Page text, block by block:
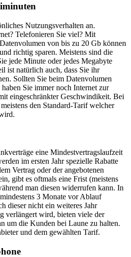
Nutzungsverhalten an.
Telefonieren Sie viel? Mit
von bis zu 20 Gb können
richtig sparen. Meistens sind die
jede Minute oder jedes Megabyte
ist natürlich auch, dass Sie ihr
Sollten Sie beim Datenvolumen
Sie immer noch Internet zur
eingeschränkter Geschwindikeit. Bei
den Standard-Tarif welcher
eine Mindestvertragslaufzeit
im ersten Jahr spezielle Rabatte
Vertrag oder der angebotenen
gibt es oftmals eine Frist (meistens
man diesen widerrufen kann. In
3 Monate vor Ablauf
dieser nicht ein weiteres Jahr
verlängert wird, bieten viele der
um die Kunden bei Laune zu halten.
und dem gewählten Tarif.